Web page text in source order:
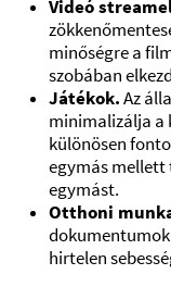
Videó
minőségre a
szobában
Játékok.Az
minimalizálja a
különösen
egymás mellett
egymást.
Otthoni
hirtelen